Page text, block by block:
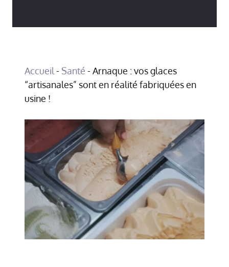
Accueil - Santé -Arnaque : vos glaces
“artisanales” sont en réalité fabriquées en
usine !